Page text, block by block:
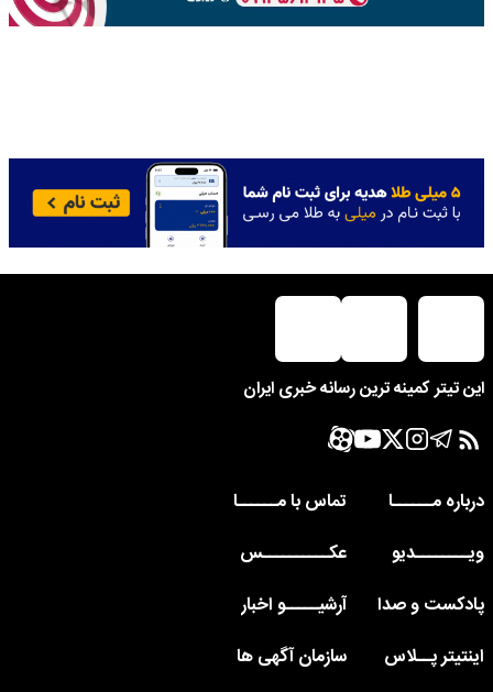
این تیتر کمینه ترین رسانه خبری ایران
درباره مــــــا
تماس با مــــــا
ویــــــــدیو
عکــــــــــس
پادکست و صدا
آرشیـــــو اخبار
اینتیتر پــلاس
سازمان آگهی ها